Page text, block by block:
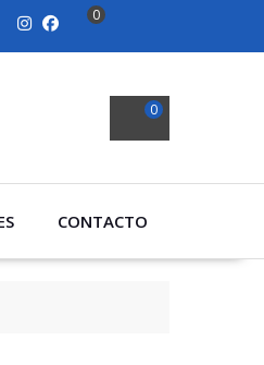
0
0
CONTACTO